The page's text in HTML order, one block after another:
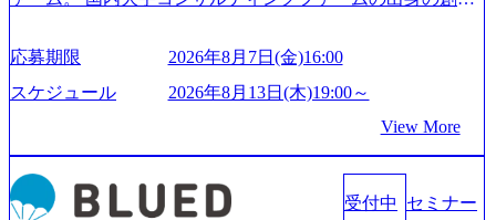
もっと自由に誠実に提案できる会社をつくりたい」「胸を
張って会社が好きだと言えるような家族的な組織をつくり
たい」という想いで会社を設立 PwC・アクセンチュアとい
社出身者など、様々な経歴の社員が活躍しており、働きや
すく魅力的な環境が整っているため、定着率が高いことか
ら「働きがいのある会社」に4年連続ベストカンパニーに選
出されている。 残業時間は平均30時間程度 事業/IT戦略立案
応募期限
2026年8月7日(金)16:00
スケジュール
2026年8月13日(木)19:00～
View More
受付中 セミナー